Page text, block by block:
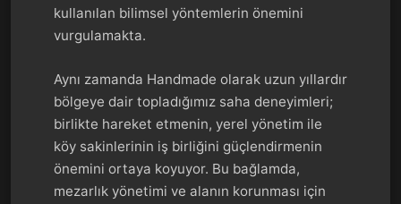
kullanılan bilimsel yöntemlerin önemini
vurgulamakta.
Aynı zamanda Handmade olarak uzun yıllardır
bölgeye dair topladığımız saha deneyimleri;
birlikte hareket etmenin, yerel yönetim ile
köy sakinlerinin iş birliğini güçlendirmenin
önemini ortaya koyuyor. Bu bağlamda,
mezarlık yönetimi ve alanın korunması için